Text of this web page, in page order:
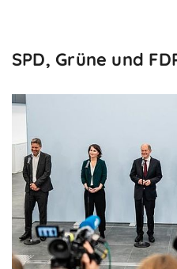
SPD, Grüne und